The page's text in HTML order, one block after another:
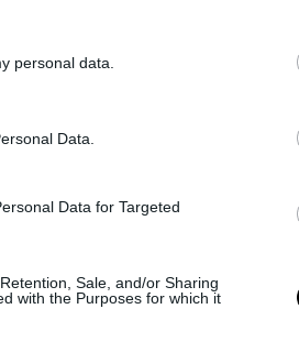
personal data.
Data.
Data for Targeted
Sale, and/or Sharing
with the Purposes for which it
τα ΕΠΑΛ είναι
υποψηφίους να
– Διεθνείς Κανονισμοί
και Διοίκησης
εξετάσεων, τη σκυτάλη
οι εξετάσεις των οποίων
τις 25 Ιουνίου.